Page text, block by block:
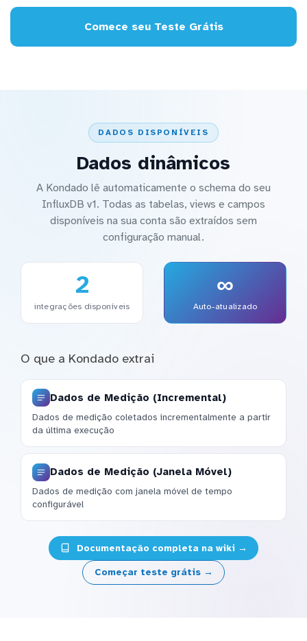
Comece seu Teste Grátis
DADOS DISPONÍVEIS
Dados dinâmicos
A Kondado lê automaticamente o schema do seu
InfluxDB v1. Todas as tabelas, views e campos
disponíveis na sua conta são extraídos sem
configuração manual.
2
integrações disponíveis
∞
Auto-atualizado
O que a Kondado extrai
Dados de Medição (Incremental)
Dados de medição coletados incrementalmente a partir
da última execução
Dados de Medição (Janela Móvel)
Dados de medição com janela móvel de tempo
configurável
Documentação completa na wiki →
Começar teste grátis →